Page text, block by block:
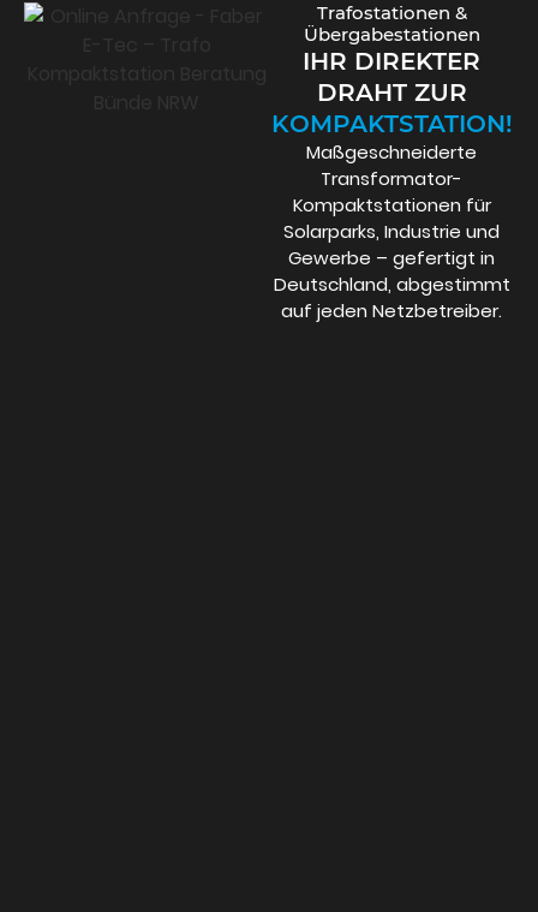
Trafostationen &
Übergabestation​en
IHR DIREKTER
DRAHT ZUR
KOMPAKT­STATION!
Maßgeschneiderte
Transformator-
Kompaktstationen für
Solarparks, Industrie und
Gewerbe – gefertigt in
Deutschland, abgestimmt
auf jeden Netzbetreiber.